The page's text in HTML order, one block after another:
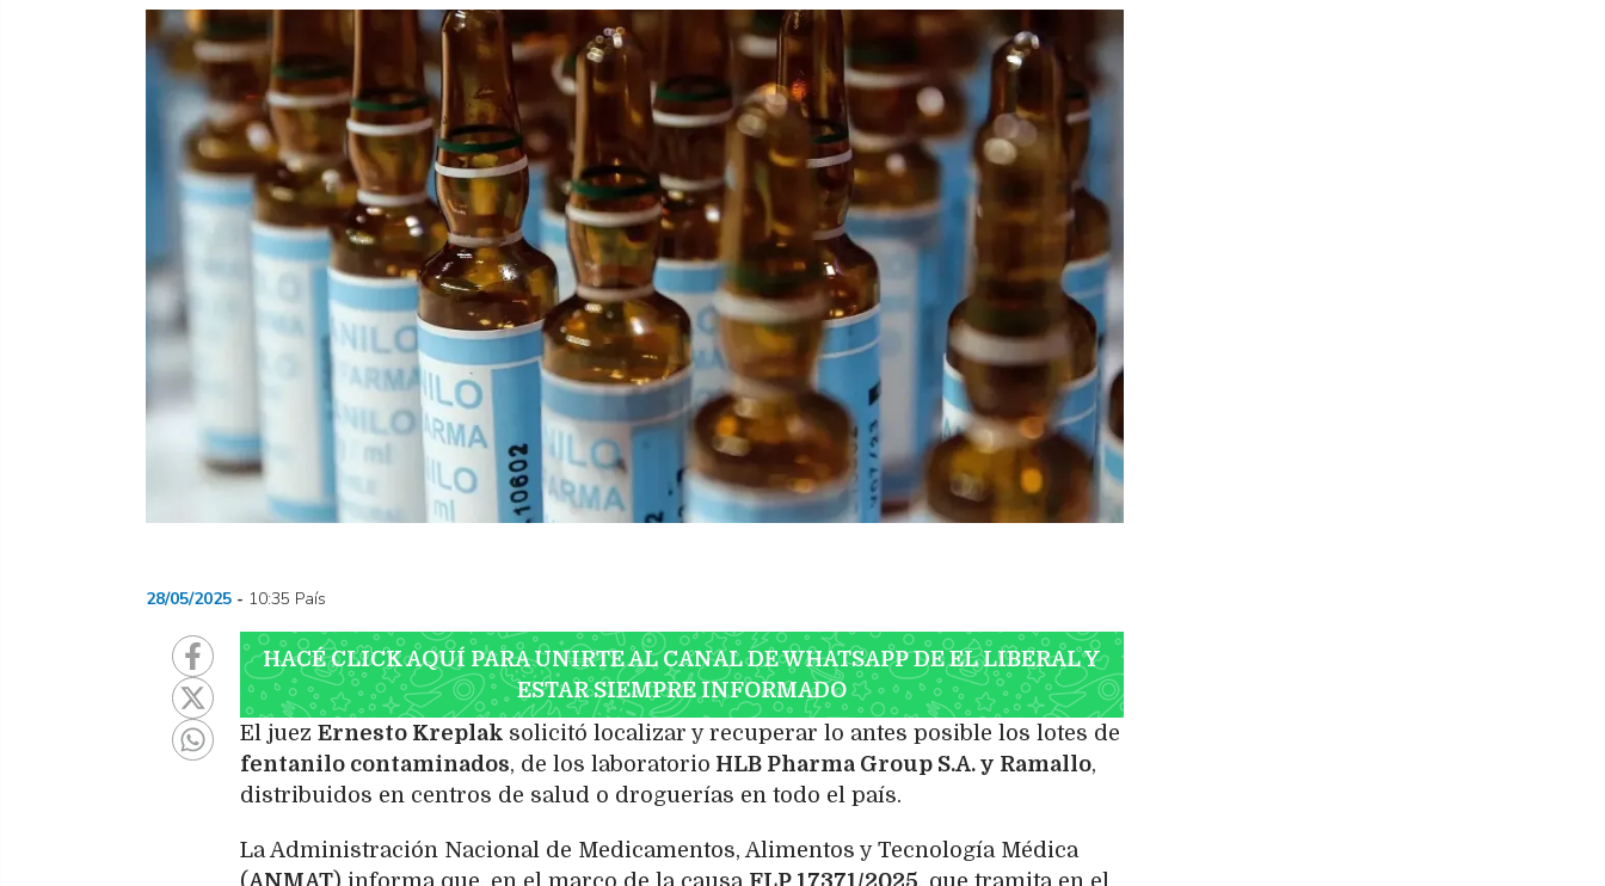
28/05/2025 10:35 País
HACÉ CLICK AQUÍ PARA UNIRTE AL CANAL DE WHATSAPP DE EL LIBERAL Y
ESTAR SIEMPRE INFORMADO
El juez Ernesto Kreplak solicitó localizar y recuperar lo antes posible los lotes de
fentanilo contaminados, de los laboratorio HLB Pharma Group S.A. y Ramallo,
distribuidos en centros de salud o droguerías en todo el país.
La Administración Nacional de Medicamentos, Alimentos y Tecnología Médica